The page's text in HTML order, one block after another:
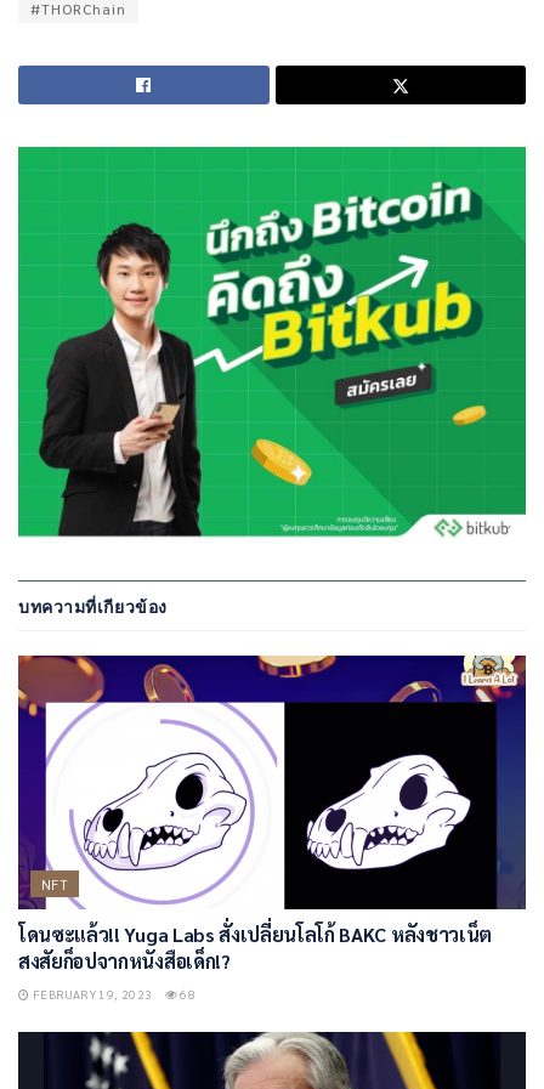
#THORChain
บทความที่เกียวข้อง
NFT
โดนซะแล้ว!! Yuga Labs สั่งเปลี่ยนโลโก้ BAKC หลังชาวเน็ต
สงสัยก็อปจากหนังสือเด็ก!?
FEBRUARY 19, 2023 68